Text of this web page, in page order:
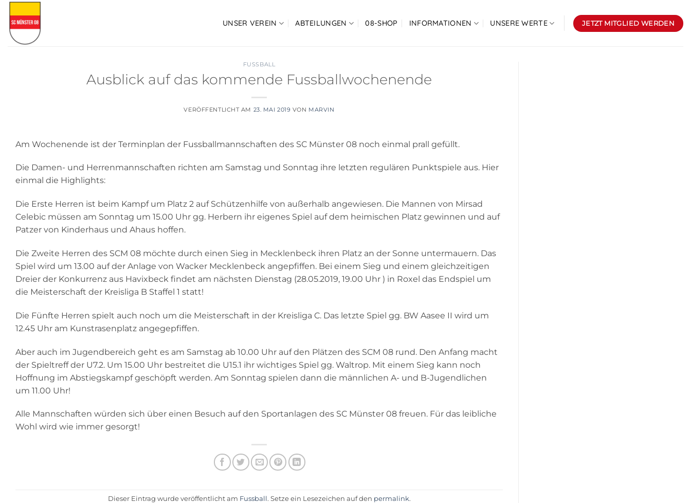
Zum
Inhalt
springen
UNSER VEREIN ABTEILUNGEN 08-SHOP INFORMATIONEN UNSERE WERTE JETZT MITGLIED WERDEN
FUSSBALL
Ausblick auf das kommende Fussballwochenende
VERÖFFENTLICHT AM 23. MAI 2019 VON MARVIN
Am Wochenende ist der Terminplan der Fussballmannschaften des SC Münster 08 noch einmal prall gefüllt.
Die Damen- und Herrenmannschaften richten am Samstag und Sonntag ihre letzten regulären Punktspiele aus. Hier
einmal die Highlights:
Die Erste Herren ist beim Kampf um Platz 2 auf Schützenhilfe von außerhalb angewiesen. Die Mannen von Mirsad
Celebic müssen am Sonntag um 15.00 Uhr gg. Herbern ihr eigenes Spiel auf dem heimischen Platz gewinnen und auf
Patzer von Kinderhaus und Ahaus hoffen.
Die Zweite Herren des SCM 08 möchte durch einen Sieg in Mecklenbeck ihren Platz an der Sonne untermauern. Das
Spiel wird um 13.00 auf der Anlage von Wacker Mecklenbeck angepfiffen. Bei einem Sieg und einem gleichzeitigen
Dreier der Konkurrenz aus Havixbeck findet am nächsten Dienstag (28.05.2019, 19.00 Uhr ) in Roxel das Endspiel um
die Meisterschaft der Kreisliga B Staffel 1 statt!
Die Fünfte Herren spielt auch noch um die Meisterschaft in der Kreisliga C. Das letzte Spiel gg. BW Aasee II wird um
12.45 Uhr am Kunstrasenplatz angegepfiffen.
Aber auch im Jugendbereich geht es am Samstag ab 10.00 Uhr auf den Plätzen des SCM 08 rund. Den Anfang macht
der Spieltreff der U7.2. Um 15.00 Uhr bestreitet die U15.1 ihr wichtiges Spiel gg. Waltrop. Mit einem Sieg kann noch
Hoffnung im Abstiegskampf geschöpft werden. Am Sonntag spielen dann die männlichen A- und B-Jugendlichen
um 11.00 Uhr!
Alle Mannschaften würden sich über einen Besuch auf den Sportanlagen des SC Münster 08 freuen. Für das leibliche
Wohl wird wie immer gesorgt!
Dieser Eintrag wurde veröffentlicht am Fussball. Setze ein Lesezeichen auf den permalink.